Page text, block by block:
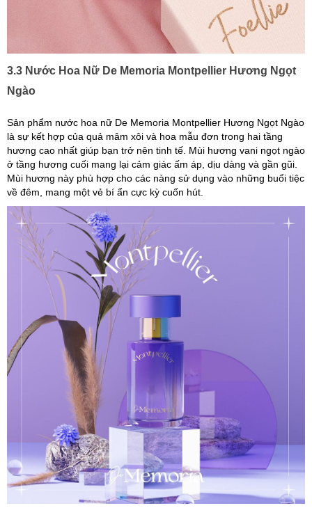
3.3 Nước Hoa Nữ De Memoria Montpellier Hương Ngọt
Ngào
Sản phẩm nước hoa nữ De Memoria Montpellier Hương Ngọt Ngào
là sự kết hợp của quả mâm xôi và hoa mẫu đơn trong hai tầng
hương cao nhất giúp bạn trở nên tinh tế. Mùi hương vani ngọt ngào
ở tầng hương cuối mang lại cảm giác ấm áp, dịu dàng và gần gũi.
Mùi hương này phù hợp cho các nàng sử dụng vào những buổi tiệc
về đêm, mang một vẻ bí ẩn cực kỳ cuốn hút.